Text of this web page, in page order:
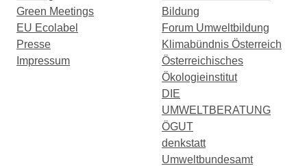
Green Meetings
EU Ecolabel
Presse
Impressum
Bildung
Forum Umweltbildung
Klimabündnis Österreich
Österreichisches
Ökologieinstitut
DIE
UMWELTBERATUNG
ÖGUT
denkstatt
Umweltbundesamt